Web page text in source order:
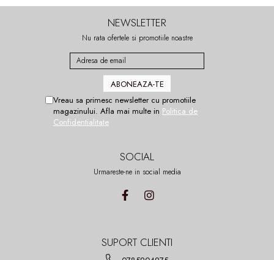
NEWSLETTER
Nu rata ofertele si promotiile noastre
Vreau sa primesc newsletter cu promotiile
magazinului. Afla mai multe in Politica de
Confidentialitate
SOCIAL
Urmareste-ne in social media
SUPORT CLIENTI